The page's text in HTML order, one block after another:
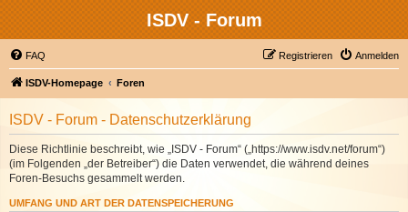
ISDV - Forum
FAQ Anmelden
Registrieren
ISDV-Homepage Foren
ISDV - Forum - Datenschutzerklärung
Diese Richtlinie beschreibt, wie „ISDV - Forum“ („https://www.isdv.net/forum“)
(im Folgenden „der Betreiber“) die Daten verwendet, die während deines
Foren-Besuchs gesammelt werden.
UMFANG UND ART DER DATENSPEICHERUNG